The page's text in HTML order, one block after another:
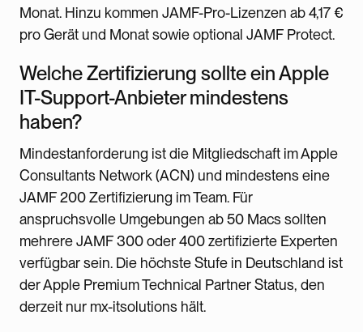
Monat. Hinzu kommen JAMF-Pro-Lizenzen ab 4,17 €
pro Gerät und Monat sowie optional JAMF Protect.
Welche Zertifizierung sollte ein Apple
IT-Support-Anbieter mindestens
haben?
Mindestanforderung ist die Mitgliedschaft im Apple
Consultants Network (ACN) und mindestens eine
JAMF 200 Zertifizierung im Team. Für
anspruchsvolle Umgebungen ab 50 Macs sollten
mehrere JAMF 300 oder 400 zertifizierte Experten
verfügbar sein. Die höchste Stufe in Deutschland ist
der Apple Premium Technical Partner Status, den
derzeit nur mx-itsolutions hält.